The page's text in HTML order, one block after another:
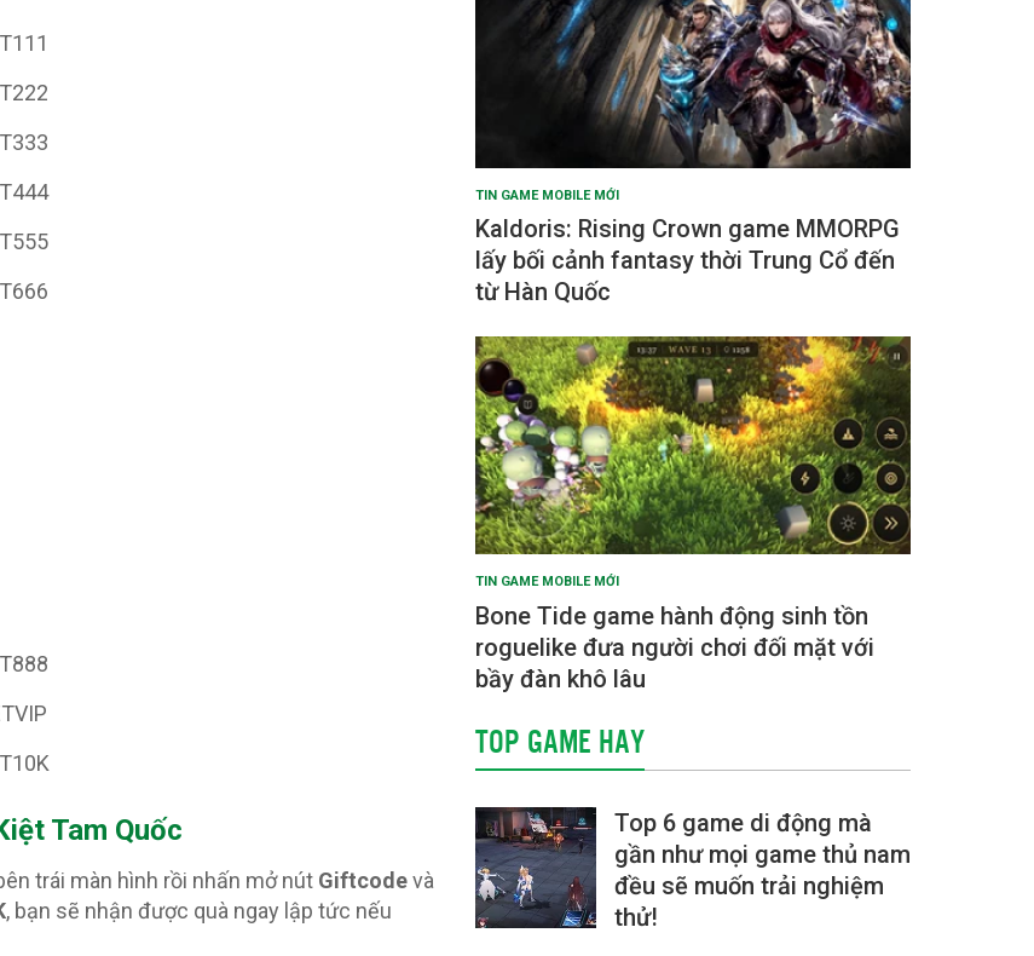
Tam Quốc
trái màn hình rồi nhấn mở nút Giftcodevà
, bạn sẽ nhận được quà ngay lập tức nếu
TIN GAME MOBILE MỚI
Kaldoris: Rising Crown game MMORPG
lấy bối cảnh fantasy thời Trung Cổ đến
từ Hàn Quốc
TIN GAME MOBILE MỚI
Bone Tide game hành động sinh tồn
roguelike đưa người chơi đối mặt với
bầy đàn khô lâu
TOP GAME HAY
Top 6 game di động mà
gần như mọi game thủ nam
đều sẽ muốn trải nghiệm
thử!